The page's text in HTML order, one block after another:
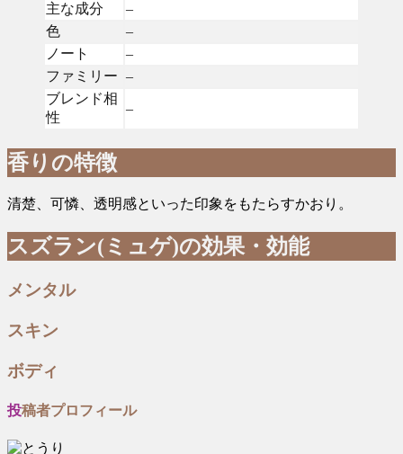
主な成分
–
色
–
ノート
–
ファミリー –
ブレンド相
性
–
香りの特徴
清楚、可憐、透明感といった印象をもたらすかおり。
スズラン(ミュゲ)の効果・効能
メンタル
スキン
ボディ
投稿者プロフィール